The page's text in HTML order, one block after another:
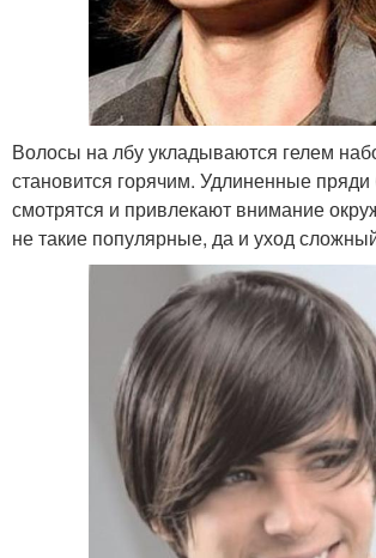
Волосы на лбу укладываются гелем
становится горячим. Удлиненные
смотрятся и привлекают внимание
не такие популярные, да и уход